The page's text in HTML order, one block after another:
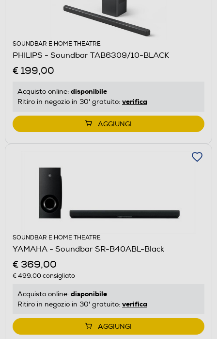
SOUNDBAR E HOME THEATRE
PHILIPS - Soundbar TAB6309/10-BLACK
€ 199,00
Acquisto online: disponibile
Ritiro in negozio in 30' gratuito: verifica
AGGIUNGI
SOUNDBAR E HOME THEATRE
YAMAHA - Soundbar SR-B40ABL-Black
€ 369,00
€ 499,00consigliato
Acquisto online: disponibile
Ritiro in negozio in 30' gratuito: verifica
AGGIUNGI